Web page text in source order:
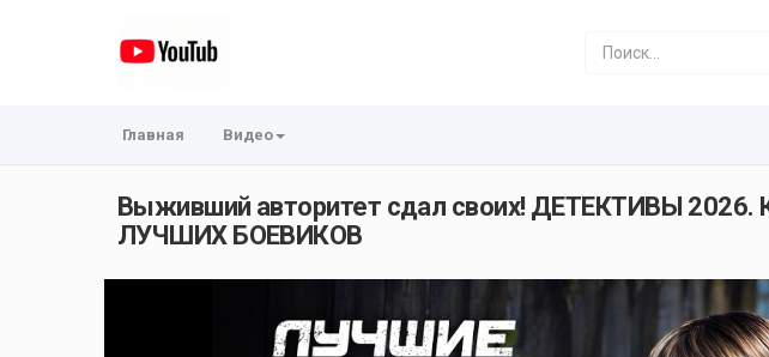
Главная Видео
Выживший авторитет сдал своих! ДЕТЕКТИВЫ
ЛУЧШИХ БОЕВИКОВ